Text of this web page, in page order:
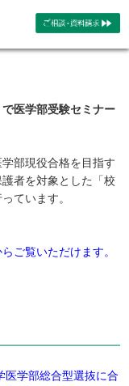
医学部受験セミナー
部現役合格を目指す
者を対象とした「校
ています。
ご覧いただけます。
医学部総合型選抜に合